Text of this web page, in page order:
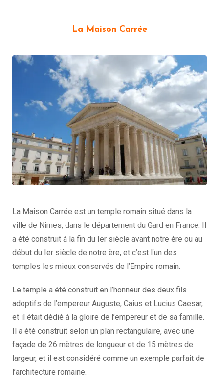
La Maison Carrée
La Maison Carrée est un temple romain situé dans la
ville de Nîmes, dans le département du Gard en France. Il
a été construit à la fin du Ier siècle avant notre ère ou au
début du Ier siècle de notre ère, et c’est l’un des
temples les mieux conservés de l’Empire romain.
Le temple a été construit en l’honneur des deux fils
adoptifs de l’empereur Auguste, Caius et Lucius Caesar,
et il était dédié à la gloire de l’empereur et de sa famille.
Il a été construit selon un plan rectangulaire, avec une
façade de 26 mètres de longueur et de 15 mètres de
largeur, et il est considéré comme un exemple parfait de
l’architecture romaine.